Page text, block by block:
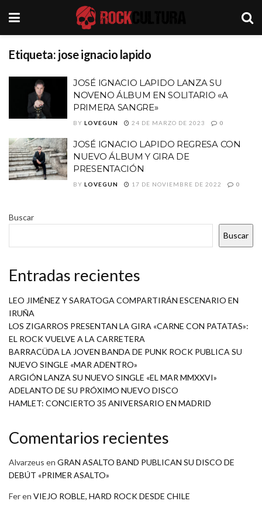
Etiqueta: jose ignacio lapido
JOSÉ IGNACIO LAPIDO LANZA SU
NOVENO ÁLBUM EN SOLITARIO «A
PRIMERA SANGRE»
BY LOVEGUN 24 DE MARZO DE 2023 0
JOSÉ IGNACIO LAPIDO REGRESA CON
NUEVO ÁLBUM Y GIRA DE
PRESENTACIÓN
BY LOVEGUN 17 DE NOVIEMBRE DE 2022 0
Buscar
Buscar
Entradas recientes
LEO JIMÉNEZ Y SARATOGA COMPARTIRÁN ESCENARIO EN
IRUÑA
LOS ZIGARROS PRESENTAN LA GIRA «CARNE CON PATATAS»:
EL ROCK VUELVE A LA CARRETERA
BARRACÜDA LA JOVEN BANDA DE PUNK ROCK PUBLICA SU
NUEVO SINGLE «MAR ADENTRO»
ARGIÓN LANZA SU NUEVO SINGLE «EL MAR MMXXVI»
ADELANTO DE SU PRÓXIMO NUEVO DISCO
HAMLET: CONCIERTO 35 ANIVERSARIO EN MADRID
Comentarios recientes
Alvarzeus en GRAN ASALTO BAND PUBLICAN SU DISCO DE
DEBÚT «PRIMER ASALTO»
Feren VIEJO ROBLE, HARD ROCK DESDE CHILE